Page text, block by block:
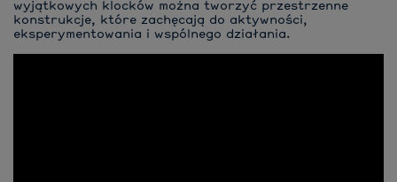
wyjątkowych klocków można tworzyć przestrzenne
konstrukcje, które zachęcają do aktywności,
eksperymentowania i wspólnego działania.